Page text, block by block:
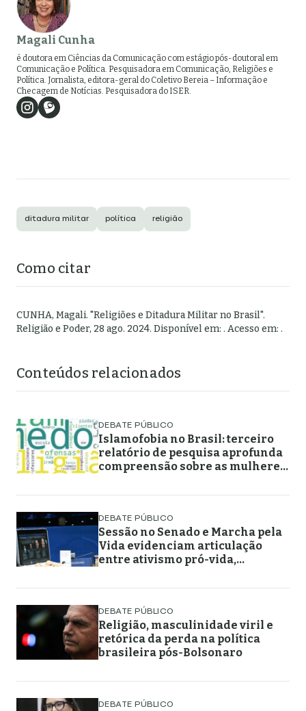
Magali Cunha
é doutora em Ciências da Comunicação com estágio pós-doutoral em
Comunicação e Política. Pesquisadora em Comunicação, Religiões e
Política. Jornalista, editora-geral do Coletivo Bereia – Informação e
Checagem de Notícias. Pesquisadora do ISER.
ditadura militar política religião
Como citar
CUNHA, Magali. "Religiões e Ditadura Militar no Brasil".
Religião e Poder, 28 ago. 2024. Disponível em: . Acesso em: .
Conteúdos relacionados
DEBATE PÚBLICO
Islamofobia no Brasil: terceiro
relatório de pesquisa aprofunda
compreensão sobre as mulheres
DEBATE PÚBLICO
Sessão no Senado e Marcha pela
Vida evidenciam articulação
entre ativismo pró-vida,
representação política
DEBATE PÚBLICO
Religião, masculinidade viril e
retórica da perda na política
brasileira pós-Bolsonaro
DEBATE PÚBLICO